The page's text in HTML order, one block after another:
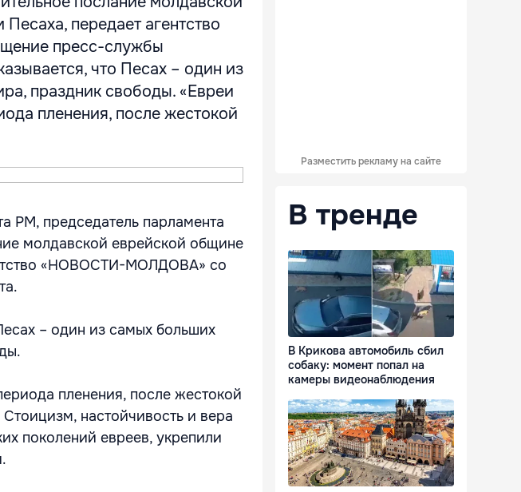
передает агентство
пресс-службы
что Песах – один из
праздник свободы. «Евреи
пленения, после жестокой
РМ, председатель парламента
молдавской еврейской общине
«НОВОСТИ-МОЛДОВА» со
– один из самых больших
пленения, после жестокой
настойчивость и вера
поколений евреев, укрепили
Разместить рекламу на сайте
В тренде
В Крикова автомобиль сбил
собаку: момент попал на
камеры видеонаблюдения